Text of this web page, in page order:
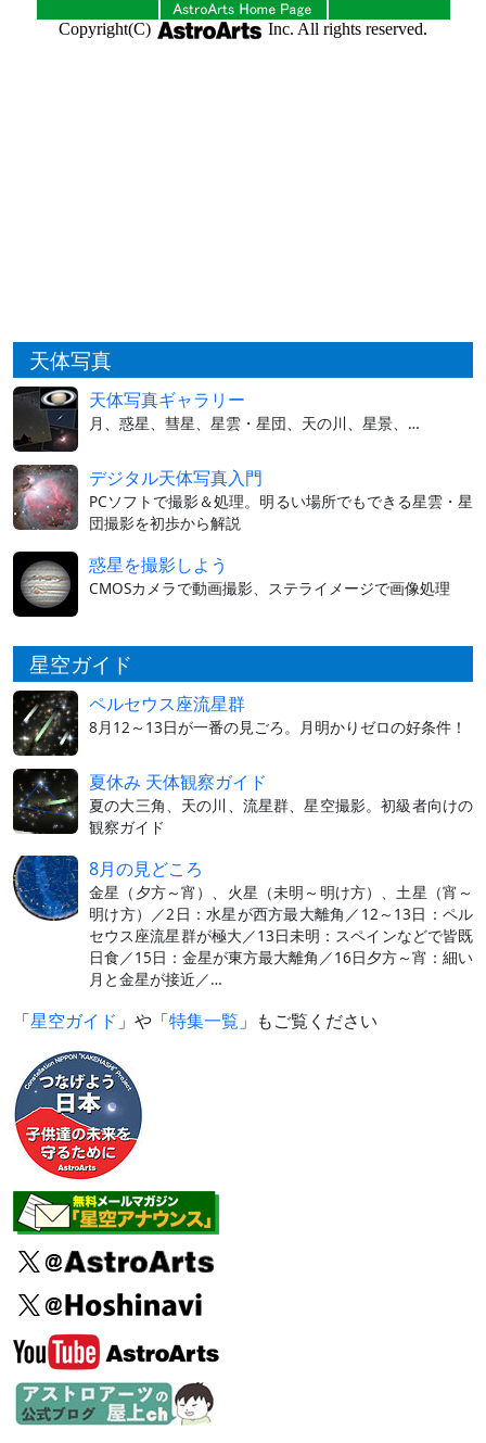
天体写真
天体写真ギャラリー
月、惑星、彗星、星雲・星団、天の川、星景、…
デジタル天体写真入門
PCソフトで撮影＆処理。明るい場所でもできる星雲・星
団撮影を初歩から解説
惑星を撮影しよう
CMOSカメラで動画撮影、ステライメージで画像処理
星空ガイド
ペルセウス座流星群
8月12～13日が一番の見ごろ。月明かりゼロの好条件！
夏休み 天体観察ガイド
夏の大三角、天の川、流星群、星空撮影。初級者向けの
観察ガイド
8月の見どころ
金星（夕方～宵）、火星（未明～明け方）、土星（宵～
明け方）／2日：水星が西方最大離角／12～13日：ペル
セウス座流星群が極大／13日未明：スペインなどで皆既
日食／15日：金星が東方最大離角／16日夕方～宵：細い
月と金星が接近／…
「星空ガイド 」や「特集一覧 」もご覧ください